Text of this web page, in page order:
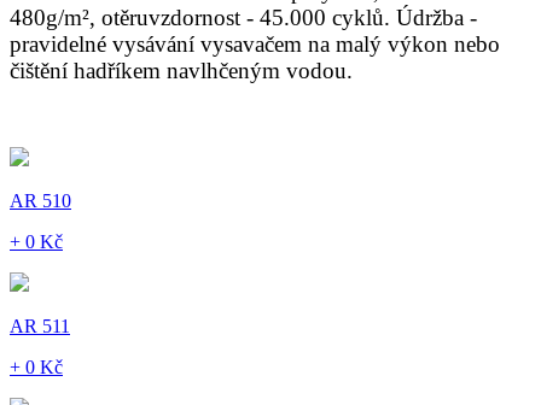
480g/m², otěruvzdornost - 45.000 cyklů. Údržba -
pravidelné vysávání vysavačem na malý výkon nebo
čištění hadříkem navlhčeným vodou.
AR 510
+ 0 Kč
AR 511
+ 0 Kč